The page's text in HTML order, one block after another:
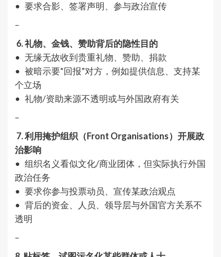
• 要求合影、签署声明、参与政治宣传
–
6. 礼物、金钱、赞助背后的隐性目的
• 无缘无故收到贵重礼物、赞助、捐款
• 被暗示要“回报”对方，例如提供信息、支持某
个立场
• 礼物/资助来源不透明或与外国政府有关
–
7. 利用掩护组织（Front Organisations）开展政
治影响
• 组织名义看似文化/商业团体，但实际执行外国
政治任务
• 要求你参与投票动员、宣传某政治观点
• 背后的资金、人员、领导层与外国官方关系不
透明
–